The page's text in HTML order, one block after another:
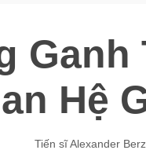
Ganh
Hệ
Tiến sĩ Alexander